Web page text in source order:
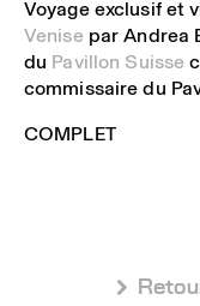
Voyage exclusif et
Venise par Andrea
du Pavillon Suisse
commissaire du
COMPLET
